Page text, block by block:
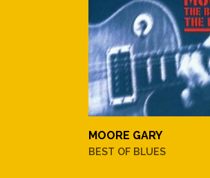
MOORE GARY
BEST OF BLUES